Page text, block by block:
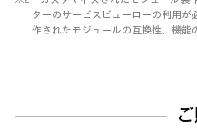
ターのサービスビューローの利用
作されたモジュールの互換性、機能